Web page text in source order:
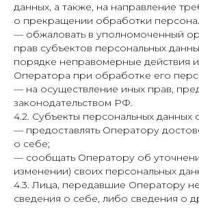
данных, а также, на направление
о прекращении обработки
— обжаловать в уполномоченный
прав субъектов персональных
порядке неправомерные действия
Оператора при обработке его
— на осуществление иных прав,
законодательством РФ.
4.2. Субъекты персональных данных
— предоставлять Оператору
о себе;
— сообщать Оператору об
изменении) своих персональных
4.3. Лица, передавшие Оператору
сведения о себе, либо сведения о